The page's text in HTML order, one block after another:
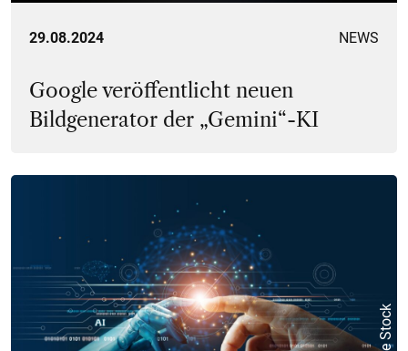
29.08.2024 NEWS
Google veröffentlicht neuen
Bildgenerator der „Gemini“-KI